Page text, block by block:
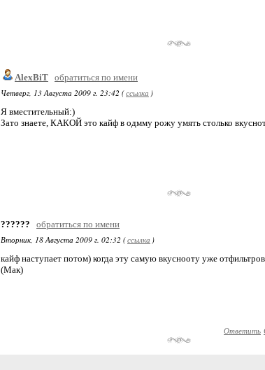
AlexBiT обратиться по имени
Четверг, 13 Августа 2009 г. 23:42 (ссылка )
Я вместительный:)
Зато знаете, КАКОЙ это кайф в одмму рожу умять столько
??????
обратиться по имени
Вторник, 18 Августа 2009 г. 02:32 (ссылка )
кайф наступает потом) когда эту самую вкуснооту уже
(Мак)
Ответить